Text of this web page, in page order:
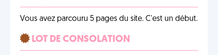
Vous avez parcouru 5 pages du site. C'est un début.
LOT DE CONSOLATION